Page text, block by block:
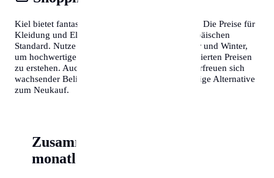
Kiel bietet fantastische Shopping-Möglichkeiten. Die Preise für
Kleidung und Elektronik entsprechen dem europäischen
Standard. Nutze die Schlussverkäufe im Sommer und Winter,
um hochwertige Markenartikel zu deutlich reduzierten Preisen
zu erstehen. Auch Second-Hand-Läden in Kiel erfreuen sich
wachsender Beliebtheit und bieten eine nachhaltige Alternative
zum Neukauf.
Zusammenfassung der
monatlichen Kosten